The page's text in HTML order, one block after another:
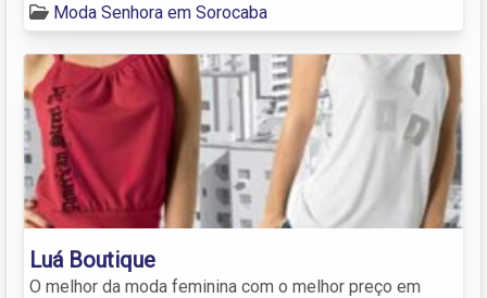
Moda Senhora em Sorocaba
Luá Boutique
O melhor da moda feminina com o melhor preço em